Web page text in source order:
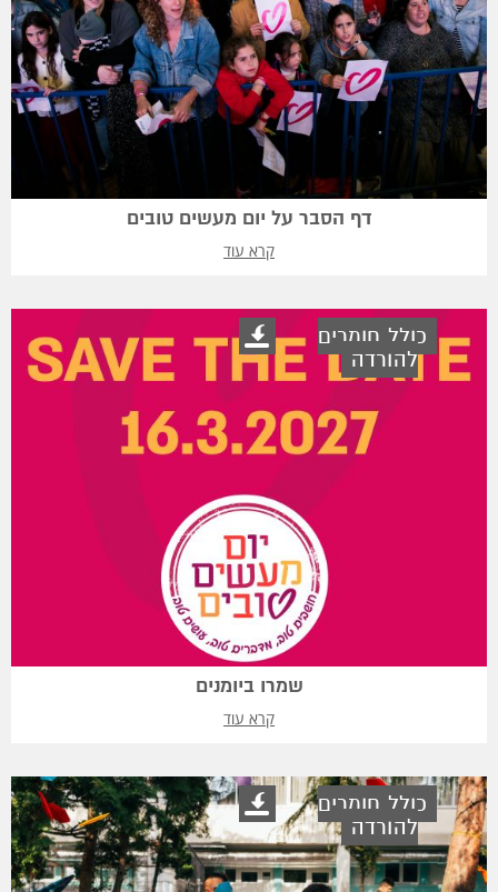
דף הסבר על יום מעשים טובים
קרא עוד
כולל חומרים
להורדה
שמרו ביומנים
קרא עוד
כולל חומרים
להורדה